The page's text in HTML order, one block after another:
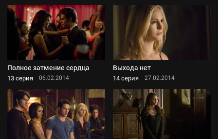
Полное затмение сердца
13 серия 06.02.2014
Выхода нет
14 серия 27.02.2014